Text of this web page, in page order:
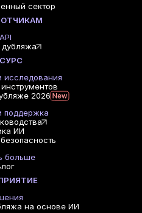
сектор
API
дубляжа
исследования
2026
поддержка
ИИ
больше
на основе ИИ